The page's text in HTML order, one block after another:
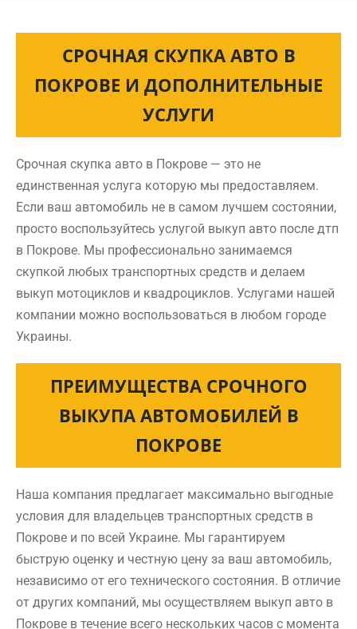
СРОЧНАЯ СКУПКА АВТО В
ПОКРОВЕ И ДОПОЛНИТЕЛЬНЫЕ
УСЛУГИ
Срочная скупка авто в Покрове — это не
единственная услуга которую мы предоставляем.
Если ваш автомобиль не в самом лучшем состоянии,
просто воспользуйтесь услугой выкуп авто после дтп
в Покрове. Мы профессионально занимаемся
скупкой любых транспортных средств и делаем
выкуп мотоциклов и квадроциклов. Услугами нашей
компании можно воспользоваться в любом городе
Украины.
ПРЕИМУЩЕСТВА СРОЧНОГО
ВЫКУПА АВТОМОБИЛЕЙ В
ПОКРОВЕ
Наша компания предлагает максимально выгодные
условия для владельцев транспортных средств в
Покрове и по всей Украине. Мы гарантируем
быструю оценку и честную цену за ваш автомобиль,
независимо от его технического состояния. В отличие
от других компаний, мы осуществляем выкуп авто в
Покрове в течение всего нескольких часов с момента